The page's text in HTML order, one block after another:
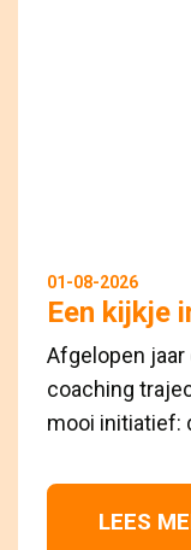
01-08-2026
Een kijkje
Afgelopen
coaching
mooi initiatief:
LEES